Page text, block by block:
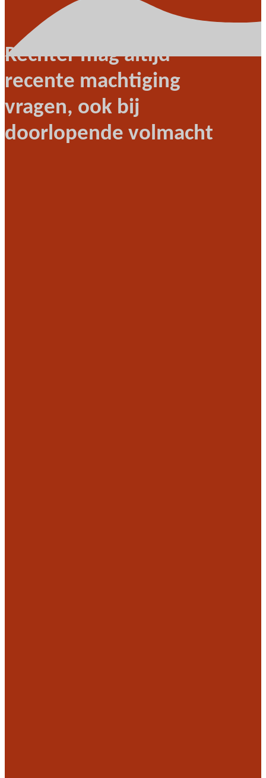
Rechter mag altijd
recente machtiging
vragen, ook bij
doorlopende volmacht